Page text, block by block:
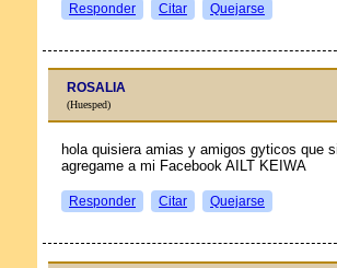
Responder Citar Quejarse
ROSALIA
(Huesped)
hola quisiera amias y amigos gуticos que
agregame a mi Facebook AILT KEIWA
Responder Citar Quejarse